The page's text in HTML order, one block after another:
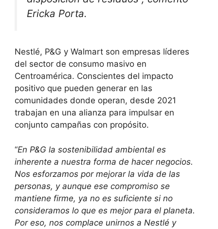
Ericka Porta.
Nestlé, P&G y Walmart son empresas líderes
del sector de consumo masivo en
Centroamérica. Conscientes del impacto
positivo que pueden generar en las
comunidades donde operan, desde 2021
trabajan en una alianza para impulsar en
conjunto campañas con propósito.
“En P&G la sostenibilidad ambiental es
inherente a nuestra forma de hacer negocios.
Nos esforzamos por mejorar la vida de las
personas, y aunque ese compromiso se
mantiene firme, ya no es suficiente si no
consideramos lo que es mejor para el planeta.
Por eso, nos complace unirnos a Nestlé y